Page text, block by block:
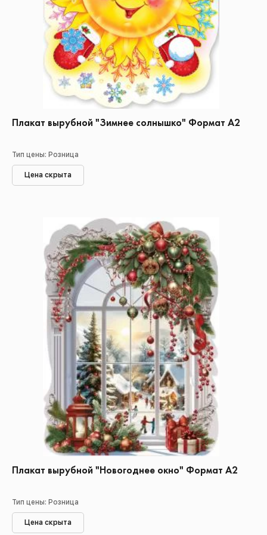
Плакат вырубной "Зимнее солнышко" Формат А2
Тип цены: Розница
Цена скрыта
Плакат вырубной "Новогоднее окно" Формат А2
Тип цены: Розница
Цена скрыта